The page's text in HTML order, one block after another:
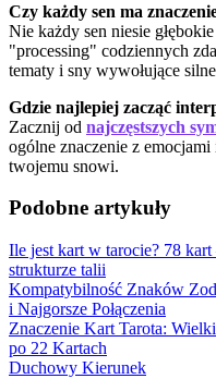
Czy każdy sen ma
Nie każdy sen niesie
"processing" codziennych
tematy i sny wywołujące
Gdzie najlepiej zacząć
Zacznij od najczęstszych
ogólne znaczenie z
twojemu snowi.
Podobne artykuły
Ile jest kart w tarocie? 78
strukturze talii
Kompatybilność Znaków
i Najgorsze Połączenia
Znaczenie Kart Tarota:
po 22 Kartach
Duchowy Kierunek